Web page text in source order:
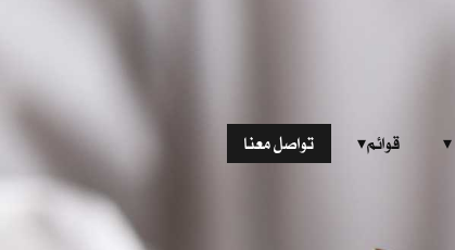
قوائم‎ ‎ ‎ ‎ تواصل معنا